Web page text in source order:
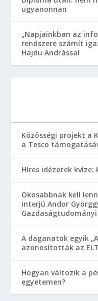
ugyanonnan
„Napjainkban az
rendszere számít
Hajdu Andrással
Közösségi projekt a
a Tesco
Híres idézetek
Okosabbnak kell
interjú Andor
A daganatok egyik
azonosították az
Hogyan változik a
egyetemen?